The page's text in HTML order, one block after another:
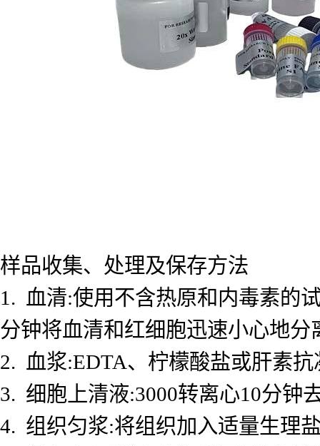
样品收集、处理及保存方法
1. 血清:使用不含热原和内毒素的
分钟将血清和红细胞迅速小心地分
2. 血浆:EDTA、柠檬酸盐或肝素
3. 细胞上清液:3000转离心10分钟
4. 组织匀浆:将组织加入适量生理